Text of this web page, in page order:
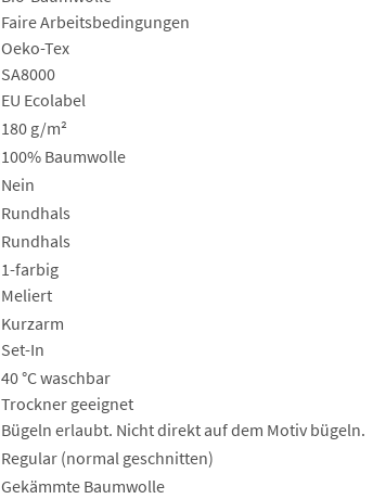
Faire Arbeitsbedingungen
Oeko-Tex
SA8000
EU Ecolabel
180 g/m²
100% Baumwolle
Nein
Rundhals
Rundhals
1-farbig
Meliert
Kurzarm
Set-In
40 °C waschbar
Trockner geeignet
Bügeln erlaubt. Nicht direkt auf dem Motiv bügeln.
Regular (normal geschnitten)
Gekämmte Baumwolle